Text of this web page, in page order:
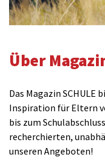
Über
Das Magazin
Inspiration für Eltern
bis zum
recherchierten,
unseren Angeboten!